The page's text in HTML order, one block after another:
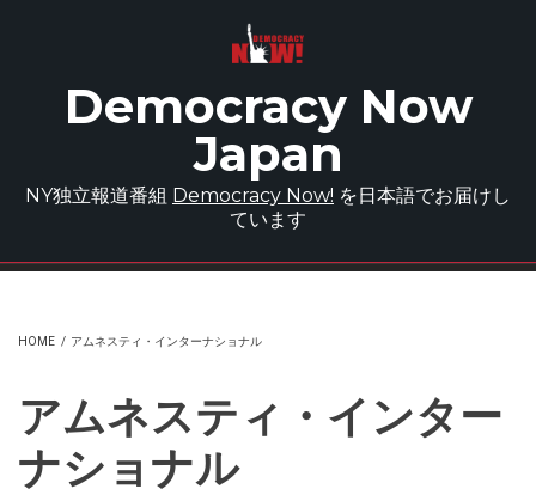
Democracy Now
Japan
NY独立報道番組 Democracy Now! を日本語でお届けし
ています
HOME / アムネスティ・インターナショナル
アムネスティ・インター
ナショナル